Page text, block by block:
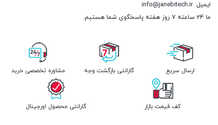
ایمیلinfo@janebitech.ir
ما 24 ساعته 7 روز هفته پاسخگوی شما هستیم.
ارسال سریع گارانتی بازگشت وجه مشاوره تخصصی خرید
کف قیمت بازار گارانتی محصول اورجینال